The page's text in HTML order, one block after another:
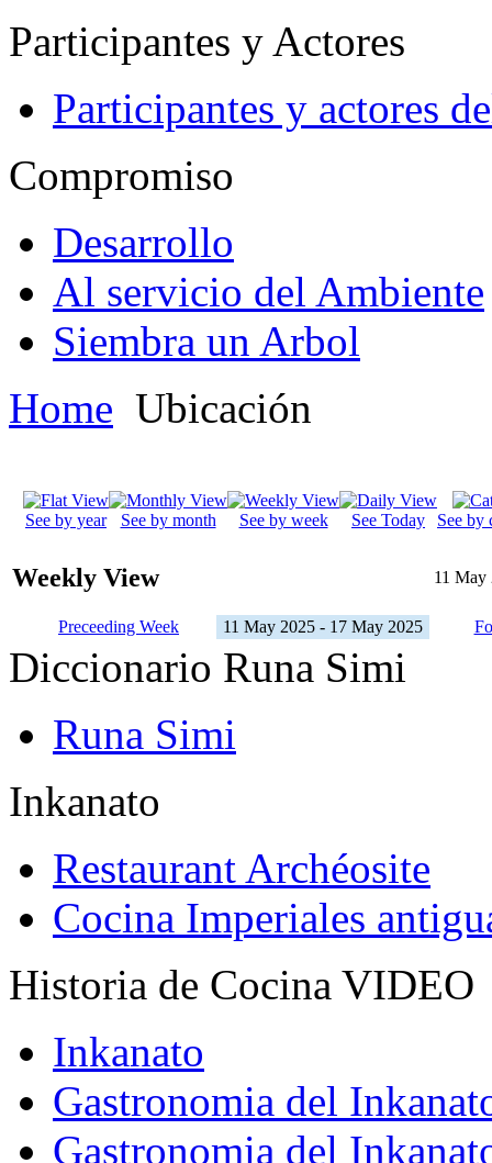
Participantes y Actores
Participantes y actores
Compromiso
Desarrollo
Al servicio del Ambiente
Siembra un Arbol
Home Ubicación
See by year See by month See by week See Today See by
Weekly View 11 May
Preceeding Week 11 May 2025 - 17 May 2025
Diccionario Runa Simi
Runa Simi
Inkanato
Restaurant Archéosite
Cocina Imperiales
Historia de Cocina VIDEO
Inkanato
Gastronomia del
Gastronomia del